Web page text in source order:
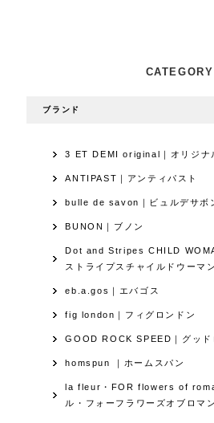
CATEGORY
ブランド
3 ET DEMI original｜オリジナ
ANTIPAST｜アンティパスト
bulle de savon｜ビュルデサボ
BUNON｜ブノン
Dot and Stripes CHILD
ストライプスチャイルドウーマン
eb.a.gos｜エバゴス
fig london｜フィグロンドン
GOOD ROCK SPEED｜グッド
homspun ｜ホームスパン
la fleur・FOR flowers of
ル・フォーフラワーズオブロマ